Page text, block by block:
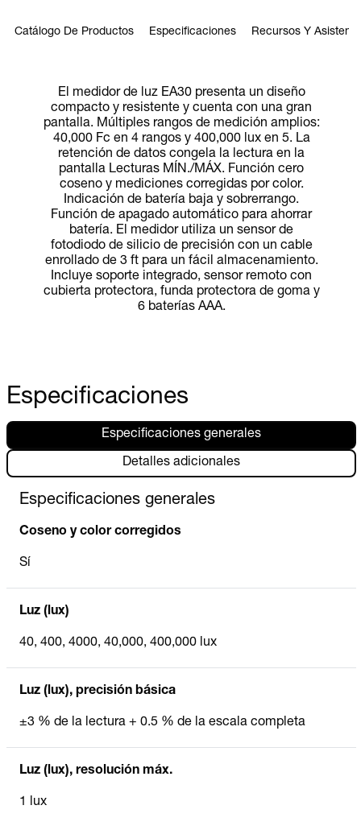
Catálogo De Productos Especificaciones Recursos Y
El medidor de luz EA30 presenta un diseño
compacto y resistente y cuenta con una gran
pantalla. Múltiples rangos de medición amplios:
40,000 Fc en 4 rangos y 400,000 lux en 5. La
retención de datos congela la lectura en la
pantalla Lecturas MÍN./MÁX. Función cero
coseno y mediciones corregidas por color.
Indicación de batería baja y sobrerrango.
Función de apagado automático para ahorrar
batería. El medidor utiliza un sensor de
fotodiodo de silicio de precisión con un cable
enrollado de 3 ft para un fácil almacenamiento.
Incluye soporte integrado, sensor remoto con
cubierta protectora, funda protectora de goma y
6 baterías AAA.
Especificaciones
Especificaciones generales
Detalles adicionales
Especificaciones generales
Coseno y color corregidos
Sí
Luz (lux)
40, 400, 4000, 40,000, 400,000 lux
Luz (lux), precisión básica
±3 % de la lectura + 0.5 % de la escala completa
Luz (lux), resolución máx.
1 lux